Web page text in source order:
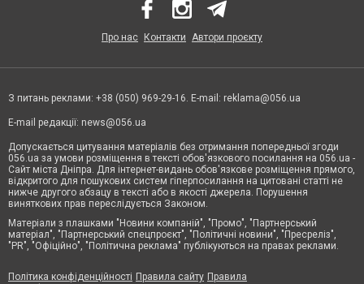
Про нас Контакти Автори проєкту
З питань реклами: +38 (050) 969-29-16. E-mail: reklama@056.ua
E-mail редакції: news@056.ua
Допускається цитування матеріалів без отримання попередньої згоди
056.ua за умови розміщення в тексті обов'язкового посилання на 056.ua -
Сайт міста Дніпра. Для інтернет-видань обов'язкове розміщення прямого,
відкритого для пошукових систем гіперпосилання на цитовані статті не
нижче другого абзацу в тексті або в якості джерела. Порушення
виняткових прав переслідується Законом.
Матеріали з плашками "Новини компаній", "Промо", "Партнерський
матеріал", "Партнерський спецпроєкт", "Політичні новини", "Пресреліз",
"PR", "Офіційно", "Політична реклама" публікуються на правах реклами.
Політика конфіденційності Правила сайту Правила